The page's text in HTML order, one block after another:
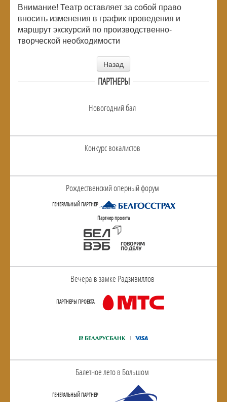
Внимание! Театр оставляет за собой право
вносить изменения в график проведения и
маршрут экскурсий по производственно-
творческой необходимости
Назад
ПАРТНЕРЫ
Новогодний бал
Конкурс вокалистов
Рождественский оперный форум
ГЕНЕРАЛЬНЫЙ ПАРТНЕР
Партнер проекта
Вечера в замке Радзивиллов
ПАРТНЕРЫ ПРОЕКТА
Балетное лето в Большом
ГЕНЕРАЛЬНЫЙ ПАРТНЕР